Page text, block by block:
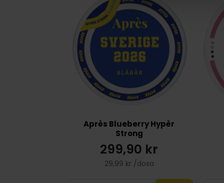
Après Blueberry Hypèr
Strong
299,90 kr
29,99 kr /dosa